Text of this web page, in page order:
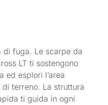
di fuga. Le scarpe da
LT ti sostengono
ed esplori l’area
terreno. La struttura
ti guida in ogni